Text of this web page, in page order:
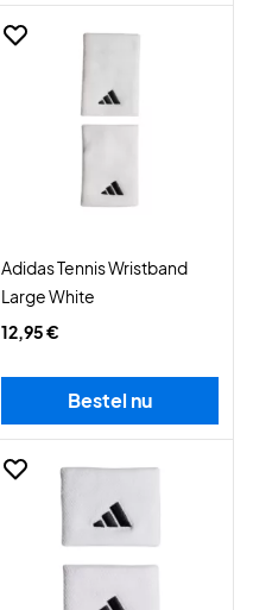
Adidas Tennis Wristband
Large White
12,95 €
Bestel nu